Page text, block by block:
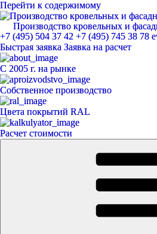
Перейти к содержимому
Производство кровельных и
ЕвроМет
+7 (495) 504 37 42 +7 (495) 745 38 78
Быстрая заявка Заявка на расчет
С 2005 г. на рынке
Собственное производство
Цвета покрытий RAL
Расчет стоимости